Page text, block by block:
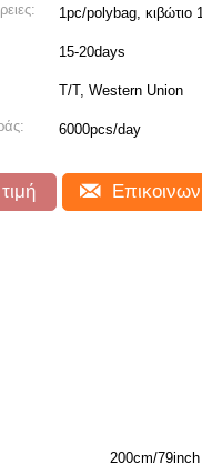
1pc/polybag,
15-20days
T/T, Western Union
6000pcs/day
200cm/79inch